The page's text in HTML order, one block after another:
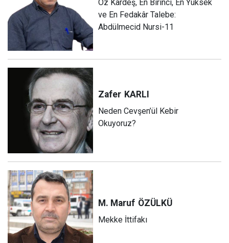
Öz Kardeş, En Birinci, En Yüksek
ve En Fedakâr Talebe:
Abdülmecid Nursi-11
Zafer KARLI
Neden Cevşen’ül Kebir
Okuyoruz?
M. Maruf ÖZÜLKÜ
Mekke İttifakı